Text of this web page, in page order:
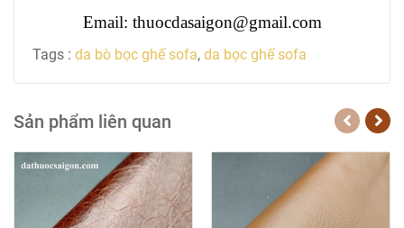
Email: thuocdasaigon@gmail.com
Tags : da bò bọc ghế sofa, da bọc ghế sofa
Sản phẩm liên quan